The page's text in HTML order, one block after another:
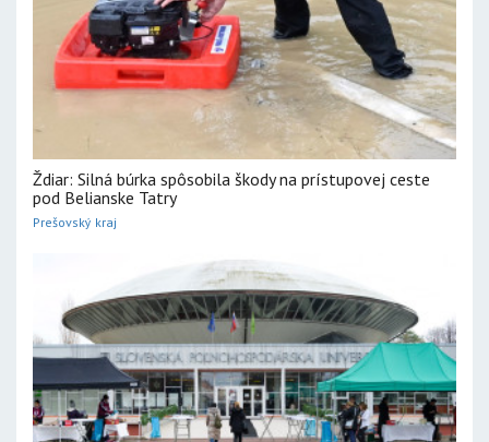
Ždiar: Silná búrka spôsobila škody na prístupovej ceste
pod Belianske Tatry
Prešovský kraj